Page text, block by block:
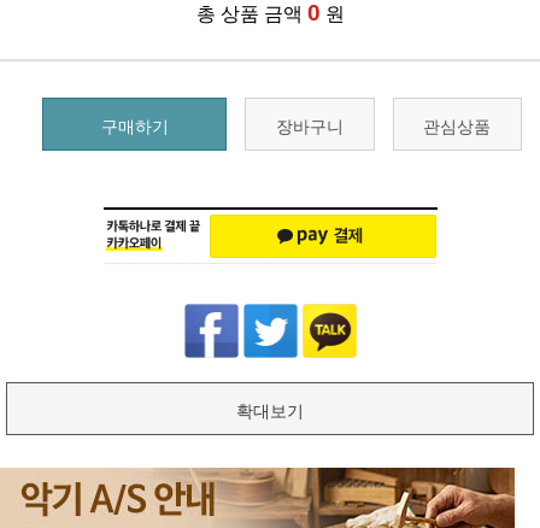
총 상품 금액 0 원
구매하기 장바구니 관심상품
확대보기